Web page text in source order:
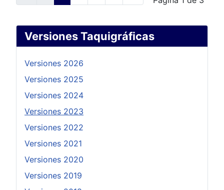
Versiones Taquigráficas
Versiones 2026
Versiones 2025
Versiones 2024
Versiones 2023
Versiones 2022
Versiones 2021
Versiones 2020
Versiones 2019